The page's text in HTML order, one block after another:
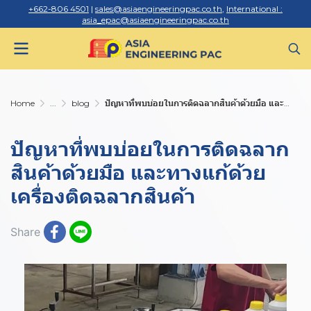
+662-806 4501 | sales@asiaengineeringpac.co.th, International :
asia_epac@asiaengineeringpac.co.th
Home ... blog ปัญหาที่พบบ่อยในการติดฉลากสินค้าด้วยมือ และทางแก้ด้วยเครื่องติดฉลากสินค้า
ปัญหาที่พบบ่อยในการติดฉลาก
สินค้าด้วยมือ และทางแก้ด้วย
เครื่องติดฉลากสินค้า
Share